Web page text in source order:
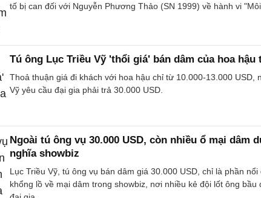
tố bị can đối với Nguyễn Phương Thảo (SN 1999) về hành vi
Tú ông Lục Triều Vỹ 'thổi giá' bán dâm của hoa hậu
Thoả thuận giá đi khách với hoa hậu chỉ từ 10.000-13.000 USD,
Vỹ yêu cầu đại gia phải trả 30.000 USD.
Ngoài tú ông vụ 30.000 USD, còn nhiều ổ mại dâm
nghĩa showbiz
Lục Triều Vỹ, tú ông vụ bán dâm giá 30.000 USD, chỉ là phần nổi
khổng lồ về mại dâm trong showbiz, nơi nhiều kẻ đội lốt ông bầu